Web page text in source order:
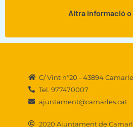
Altra informació
C/ Vint nº20 - 43894
Tel. 977470007
ajuntament@camarles.cat
2020 Ajuntament de